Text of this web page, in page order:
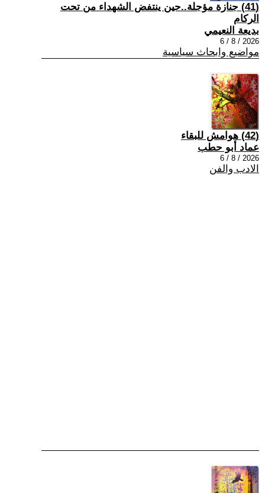
(41) جنازة مؤجلة..حين ينتفض الشهداء من تحت
الركام
بديعة النعيمي
2026 / 8 / 6
مواضيع وابحاث سياسية
(42) هوامش للبقاء
عماد أبو حطب
2026 / 8 / 6
الادب والفن